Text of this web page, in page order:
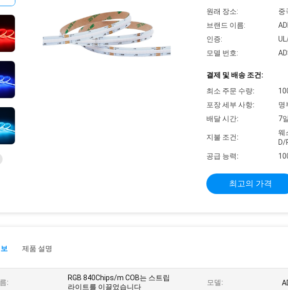
원래 장소:
중
브랜드 이름:
인증:
모델 번호:
결제 및 배송 조건:
최소 주문 수량:
포장 세부 사항:
명
배달 시간:
7
지불 조건:
웨
D/
공급 능력:
최고의 가격
제품 설명
:
RGB 840Chips/m COB는 스트립
라이트를 이끌었습니다
모델: